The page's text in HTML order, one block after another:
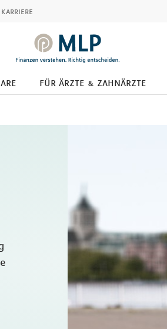
karriere
für ärzte & zahnärzte